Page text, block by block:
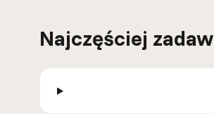
Najczęściej